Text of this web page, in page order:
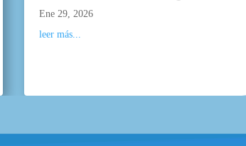
Ene 29, 2026
leer más...